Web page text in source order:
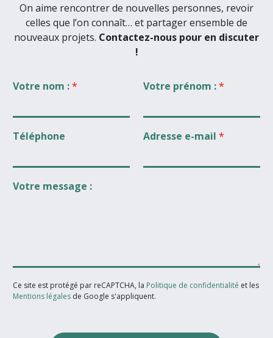
On aime rencontrer de nouvelles personnes, revoir
celles que l’on connaît… et partager ensemble de
nouveaux projets. Contactez-nous pour en discuter
!
Votre nom :* Votre prénom :*
Téléphone Adresse e-mail *
Votre message :
Ce site est protégé par reCAPTCHA, la Politique de confidentialité et les
Mentions légales de Google s'appliquent.